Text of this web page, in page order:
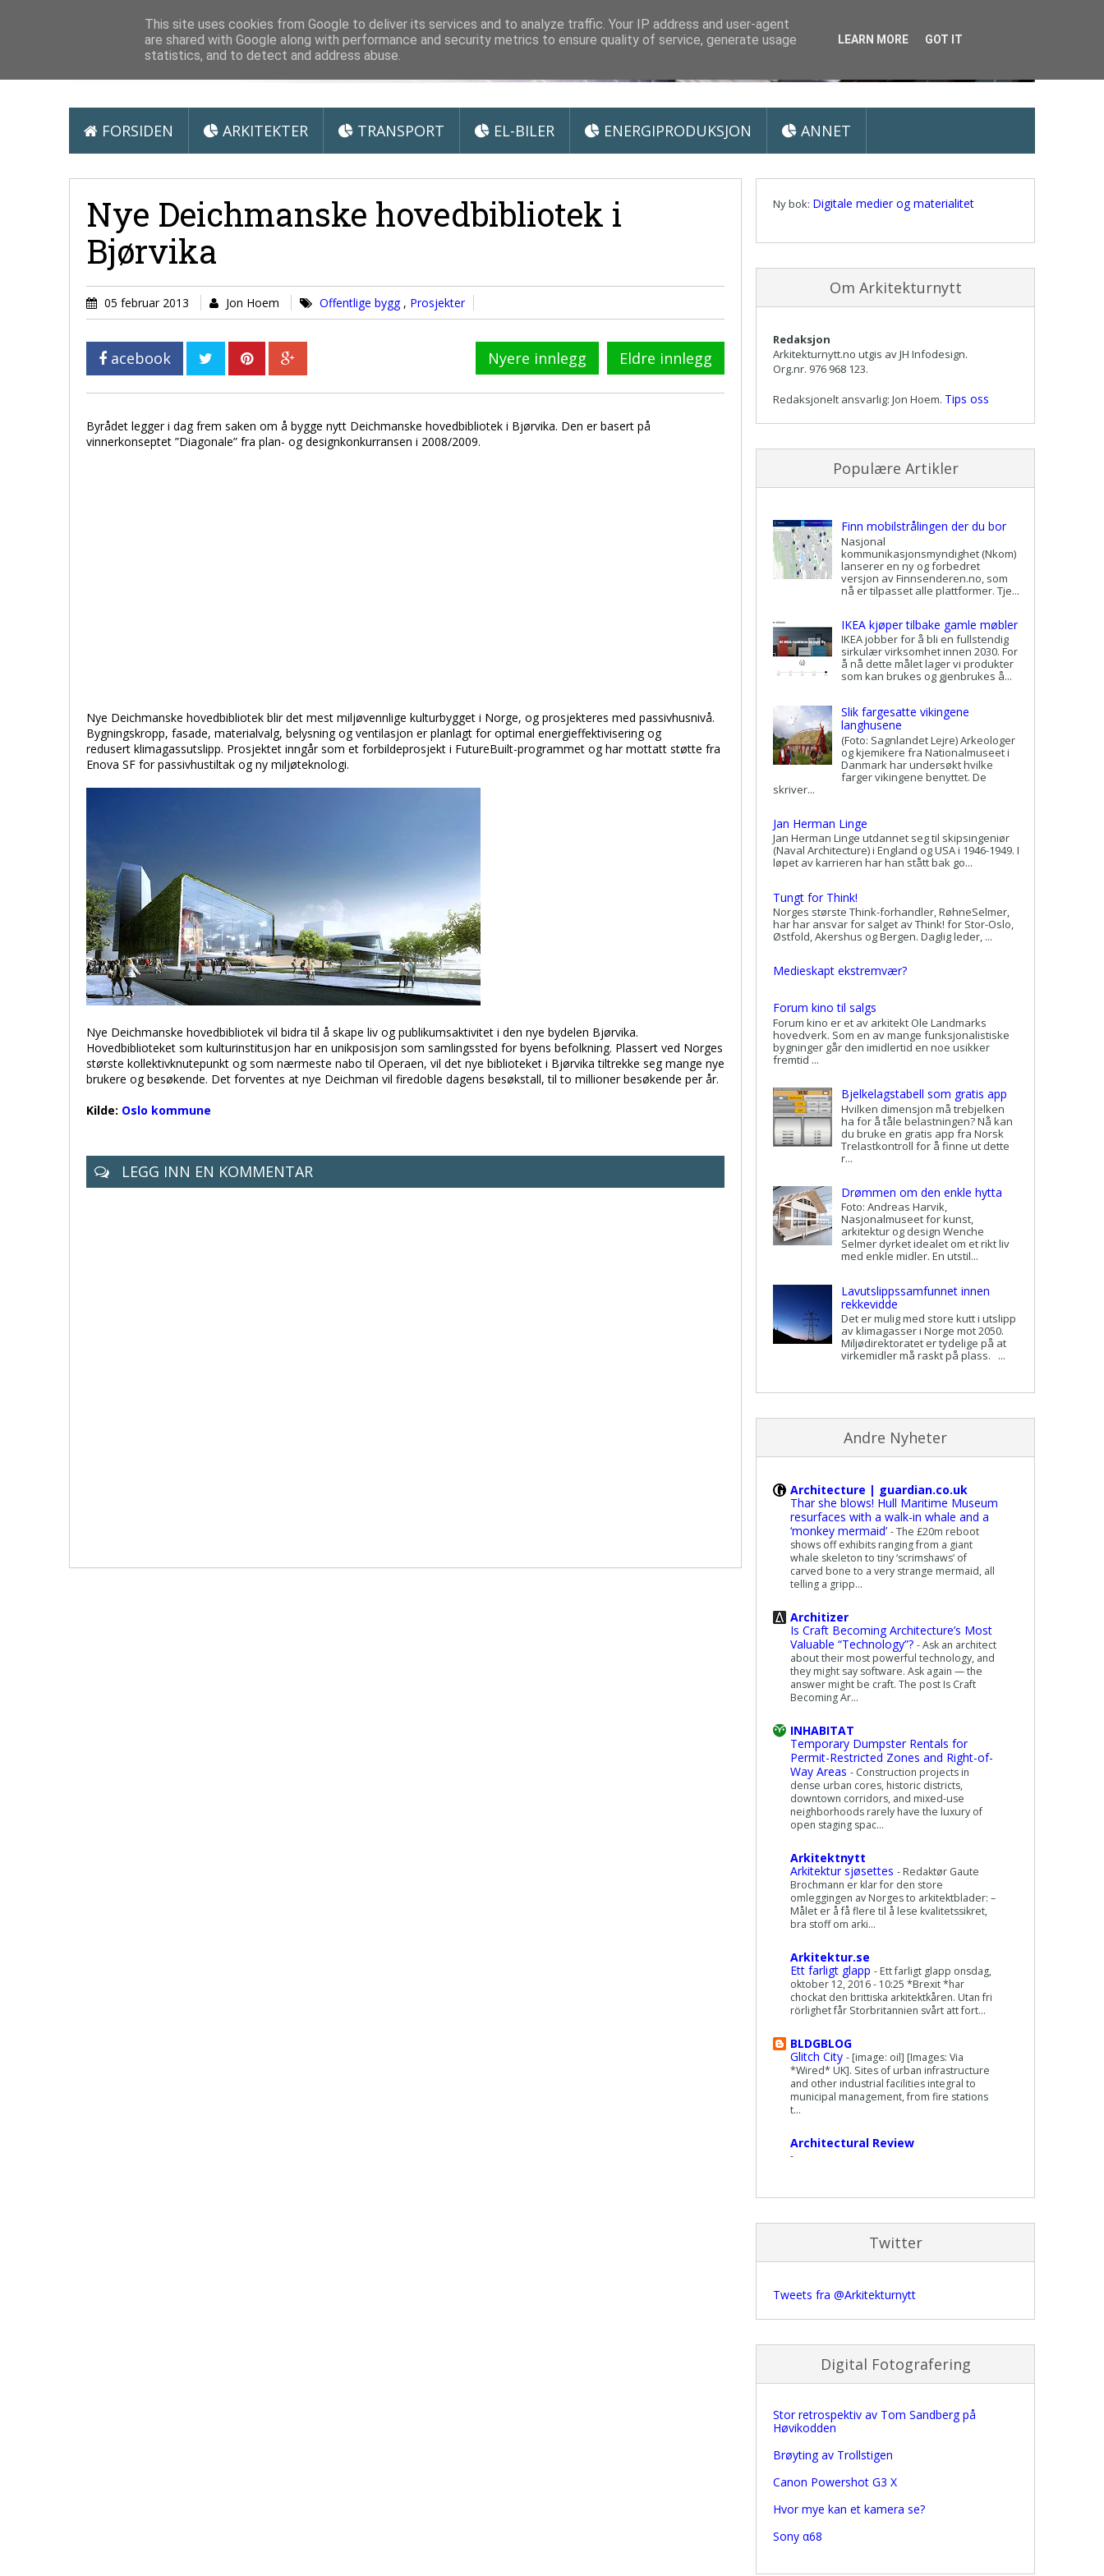
Arkitektur & Miljøteknologi
FORSIDEN ARKITEKTER TRANSPORT EL-BILER ENERGIPRODUKSJON ANNET
Nye Deichmanske hovedbibliotek i
Bjørvika
05 februar 2013 Jon Hoem Offentlige bygg , Prosjekter
acebook Nyere innlegg Eldre innlegg
Byrådet legger i dag frem saken om å bygge nytt Deichmanske hovedbibliotek i Bjørvika. Den er basert på
vinnerkonseptet ”Diagonale” fra plan- og designkonkurransen i 2008/2009.
Nye Deichmanske hovedbibliotek blir det mest miljøvennlige kulturbygget i Norge, og prosjekteres med passivhusnivå.
Bygningskropp, fasade, materialvalg, belysning og ventilasjon er planlagt for optimal energieffektivisering og
redusert klimagassutslipp. Prosjektet inngår som et forbildeprosjekt i FutureBuilt-programmet og har mottatt støtte fra
Enova SF for passivhustiltak og ny miljøteknologi.
Nye Deichmanske hovedbibliotek vil bidra til å skape liv og publikumsaktivitet i den nye bydelen Bjørvika.
Hovedbiblioteket som kulturinstitusjon har en unikposisjon som samlingssted for byens befolkning. Plassert ved Norges
største kollektivknutepunkt og som nærmeste nabo til Operaen, vil det nye biblioteket i Bjørvika tiltrekke seg mange nye
brukere og besøkende. Det forventes at nye Deichman vil firedoble dagens besøkstall, til to millioner besøkende per år.
Kilde: Oslo kommune
LEGG INN EN KOMMENTAR
Ny bok: Digitale medier og materialitet
Om Arkitekturnytt
Redaksjon
Arkitekturnytt.no utgis av JH Infodesign.
Org.nr. 976 968 123.
Redaksjonelt ansvarlig: Jon Hoem. Tips oss
Populære Artikler
Finn mobilstrålingen der du bor
Nasjonal
kommunikasjonsmyndighet (Nkom)
lanserer en ny og forbedret
versjon av Finnsenderen.no, som
nå er tilpasset alle plattformer. Tje...
IKEA kjøper tilbake gamle møbler
IKEA jobber for å bli en fullstendig
sirkulær virksomhet innen 2030. For
å nå dette målet lager vi produkter
som kan brukes og gjenbrukes å...
Slik fargesatte vikingene
langhusene
(Foto: Sagnlandet Lejre) Arkeologer
og kjemikere fra Nationalmuseet i
Danmark har undersøkt hvilke
farger vikingene benyttet. De
skriver...
Jan Herman Linge
Jan Herman Linge utdannet seg til skipsingeniør
(Naval Architecture) i England og USA i 1946-1949. I
løpet av karrieren har han stått bak go...
Tungt for Think!
Norges største Think-forhandler, RøhneSelmer,
har har ansvar for salget av Think! for Stor-Oslo,
Østfold, Akershus og Bergen. Daglig leder, ...
Medieskapt ekstremvær?
Forum kino til salgs
Forum kino er et av arkitekt Ole Landmarks
hovedverk. Som en av mange funksjonalistiske
bygninger går den imidlertid en noe usikker
fremtid ...
Bjelkelagstabell som gratis app
Hvilken dimensjon må trebjelken
ha for å tåle belastningen? Nå kan
du bruke en gratis app fra Norsk
Trelastkontroll for å finne ut dette
r...
Drømmen om den enkle hytta
Foto: Andreas Harvik,
Nasjonalmuseet for kunst,
arkitektur og design Wenche
Selmer dyrket idealet om et rikt liv
med enkle midler. En utstil...
Lavutslippssamfunnet innen
rekkevidde
Det er mulig med store kutt i utslipp
av klimagasser i Norge mot 2050.
Miljødirektoratet er tydelige på at
virkemidler må raskt på plass. ...
Andre Nyheter
Architecture | guardian.co.uk
Thar she blows! Hull Maritime Museum
resurfaces with a walk-in whale and a
‘monkey mermaid’ -The £20m reboot
shows off exhibits ranging from a giant
whale skeleton to tiny ‘scrimshaws’ of
carved bone to a very strange mermaid, all
telling a gripp...
Architizer
Is Craft Becoming Architecture’s Most
Valuable “Technology”? -Ask an architect
about their most powerful technology, and
they might say software. Ask again — the
answer might be craft. The post Is Craft
Becoming Ar...
INHABITAT
Temporary Dumpster Rentals for
Permit-Restricted Zones and Right-of-
Way Areas - Construction projects in
dense urban cores, historic districts,
downtown corridors, and mixed-use
neighborhoods rarely have the luxury of
open staging spac...
Arkitektnytt
Arkitektur sjøsettes - Redaktør Gaute
Brochmann er klar for den store
omleggingen av Norges to arkitektblader: –
Målet er å få flere til å lese kvalitetssikret,
bra stoff om arki...
Arkitektur.se
Ett farligt glapp - Ett farligt glapp onsdag,
oktober 12, 2016 - 10:25 *Brexit *har
chockat den brittiska arkitektkåren. Utan fri
rörlighet får Storbritannien svårt att fort...
BLDGBLOG
Glitch City - [image: oil] [Images: Via
*Wired* UK]. Sites of urban infrastructure
and other industrial facilities integral to
municipal management, from fire stations
t...
Architectural Review
-
Twitter
Tweets fra @Arkitekturnytt
Digital Fotografering
Stor retrospektiv av Tom Sandberg på
Høvikodden
Brøyting av Trollstigen
Canon Powershot G3 X
Hvor mye kan et kamera se?
Sony α68
This site uses cookies from Google to deliver its services and to analyze traffic. Your IP address and user-agent
are shared with Google along with performance and security metrics to ensure quality of service, generate usage
statistics, and to detect and address abuse.
LEARN MORE GOT IT